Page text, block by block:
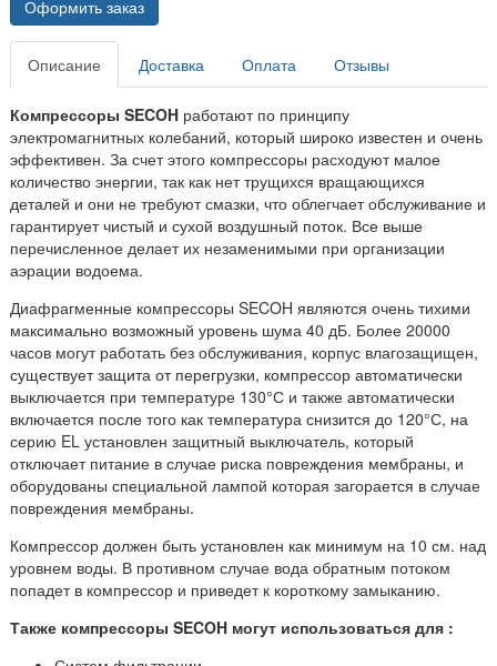
Оформить заказ
Описание Доставка Оплата Отзывы
Компрессоры SECOH работают по принципу
электромагнитных колебаний, который широко известен и очень
эффективен. За счет этого компрессоры расходуют малое
количество энергии, так как нет трущихся вращающихся
деталей и они не требуют смазки, что облегчает обслуживание и
гарантирует чистый и сухой воздушный поток. Все выше
перечисленное делает их незаменимыми при организации
аэрации водоема.
Диафрагменные компрессоры SECOH являются очень тихими
максимально возможный уровень шума 40 дБ. Более 20000
часов могут работать без обслуживания, корпус влагозащищен,
существует защита от перегрузки, компрессор автоматически
выключается при температуре 130°С и также автоматически
включается после того как температура снизится до 120°С, на
серию EL установлен защитный выключатель, который
отключает питание в случае риска повреждения мембраны, и
оборудованы специальной лампой которая загорается в случае
повреждения мембраны.
Компрессор должен быть установлен как минимум на 10 см. над
уровнем воды. В противном случае вода обратным потоком
попадет в компрессор и приведет к короткому замыканию.
Также компрессоры SECOH могут использоваться для :